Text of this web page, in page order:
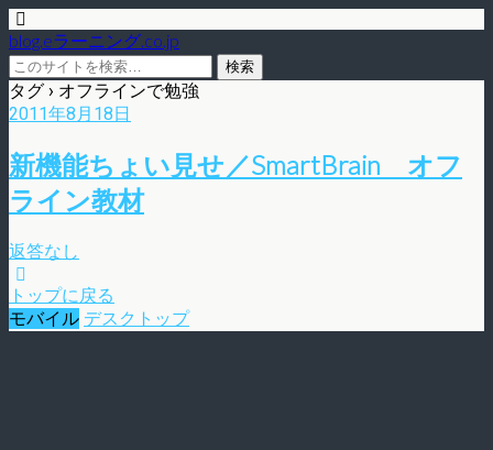
blog.eラーニング.co.jp
タグ › オフラインで勉強
2011年8月18日
新機能ちょい見せ／SmartBrain オフ
ライン教材
返答なし
トップに戻る
モバイル デスクトップ